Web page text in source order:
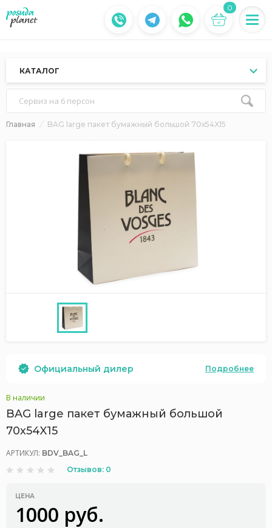
0
КАТАЛОГ
Сервиз на 6 персон
Главная BAG large пакет бумажный большой 70х54X15
Официальный дилер Подробнее
В наличии
BAG large пакет бумажный большой
70х54X15
АРТИКУЛ: BDV_BAG_L
Отзывов: 0
ЦЕНА
1000 руб.